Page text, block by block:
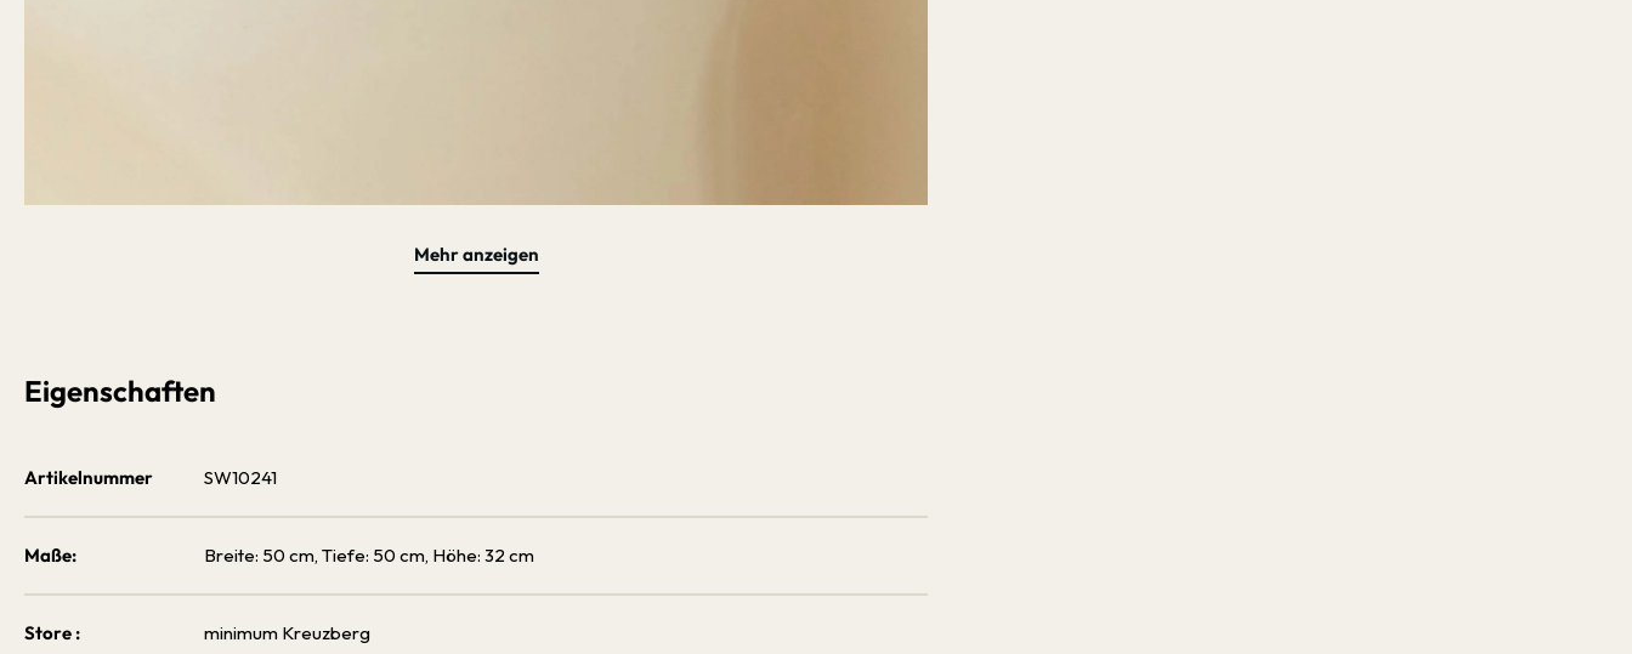
Mehr anzeigen
Eigenschaften
Artikelnummer SW10241
Maße: Breite: 50 cm, Tiefe: 50 cm, Höhe: 32 cm
Store : minimum Kreuzberg